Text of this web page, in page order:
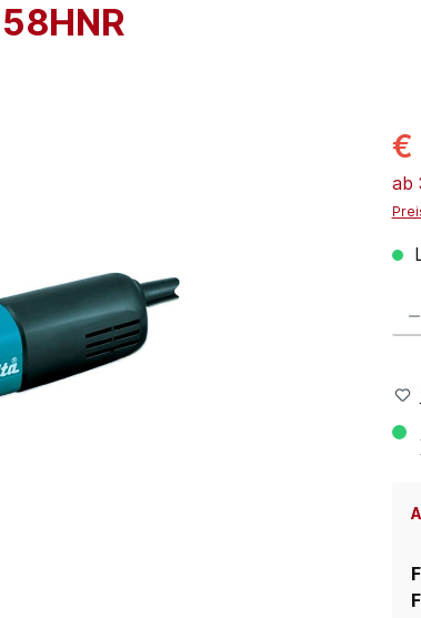
€
ab